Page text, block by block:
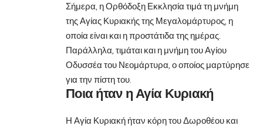
Σήμερα, η Ορθόδοξη Εκκλησία τιμά τη μνήμη
της Αγίας Κυριακής της Μεγαλομάρτυρος, η
οποία είναι και η προστάτιδα της ημέρας.
Παράλληλα, τιμάται και η μνήμη του Αγίου
Οδυσσέα του Νεομάρτυρα, ο οποίος μαρτύρησε
για την πίστη του.
Ποια ήταν η Αγία Κυριακή
Η Αγία Κυριακή ήταν κόρη του Δωροθέου και